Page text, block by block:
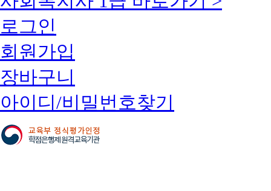
로그인
회원가입
장바구니
아이디/비밀번호찾기